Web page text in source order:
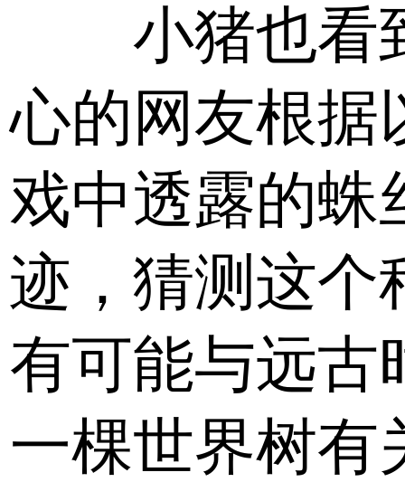
小猪也看
心的网友根据
戏中透露的蛛
迹，猜测这个
有可能与远古
一棵世界树有